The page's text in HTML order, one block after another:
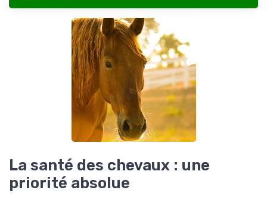
La santé des chevaux : une
priorité absolue